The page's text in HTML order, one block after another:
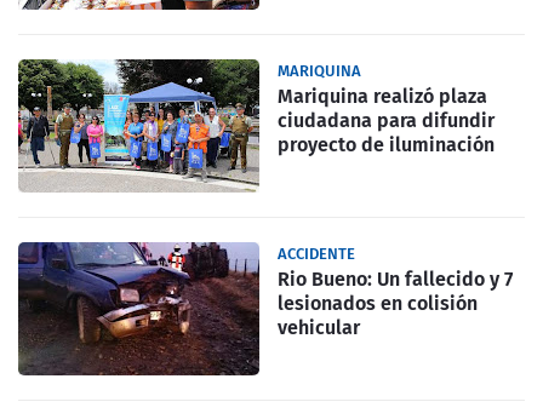
MARIQUINA
Mariquina realizó plaza
ciudadana para difundir
proyecto de iluminación
ACCIDENTE
Rio Bueno: Un fallecido y 7
lesionados en colisión
vehicular